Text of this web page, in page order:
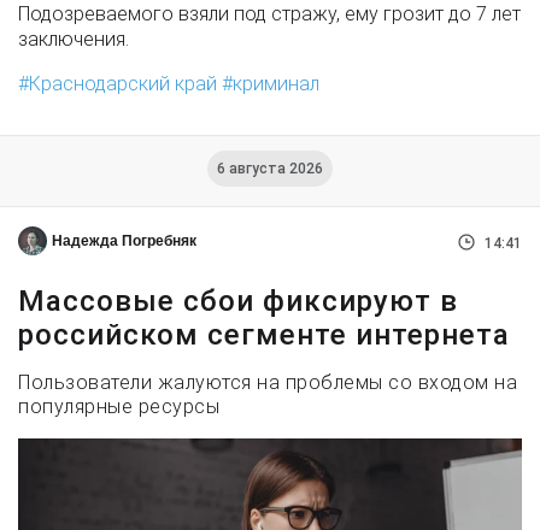
Подозреваемого взяли под стражу, ему грозит до 7 лет
заключения.
Краснодарский край
криминал
6 августа 2026
Надежда Погребняк 14:41
Массовые сбои фиксируют в
российском сегменте интернета
Пользователи жалуются на проблемы со входом на
популярные ресурсы